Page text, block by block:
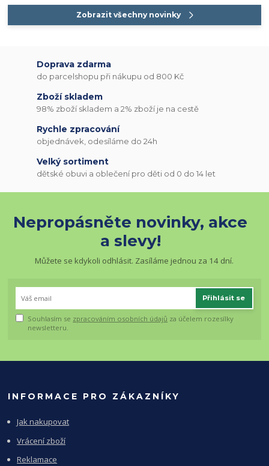
Zobrazit všechny novinky
Doprava zdarma
do parcelshopu při nákupu od 800 Kč
Zboží skladem
98% zboží skladem a 2% zboží je na cestě
Rychle zpracování
objednávek, odesíláme do 24h
Velký sortiment
dětské obuvi a oblečení pro děti od 0 do 14 let
Nepropásněte novinky, akce
a slevy!
Můžete se kdykoli odhlásit. Zasíláme jednou za 14 dní.
Přihlásit se
Souhlasím se zpracováním osobních údajů za účelem rozesílky
newsletteru.
INFORMACE PRO ZÁKAZNÍKY
Jak nakupovat
Vrácení zboží
Reklamace